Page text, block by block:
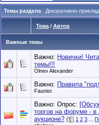
Темы раздела : Декоративно-
Тема / Автор
Важные темы
Важно: Новички!
темы!!!
Olnev Alexander
Важно: Правила
Faunist
Важно: Опрос:
торгов на форуме -
аукционе? ( 1 2 3